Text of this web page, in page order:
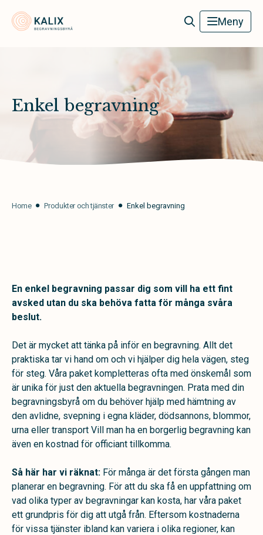
Meny
Enkel begravning
Home Produkter och tjänster Enkel begravning
En enkel begravning passar dig som vill ha ett fint
avsked utan du ska behöva fatta för många svåra
beslut.
Det är mycket att tänka på inför en begravning. Allt det
praktiska tar vi hand om och vi hjälper dig hela vägen, steg
för steg. Våra paket kompletteras ofta med önskemål som
är unika för just den aktuella begravningen. Prata med din
begravningsbyrå om du behöver hjälp med hämtning av
den avlidne, svepning i egna kläder, dödsannons, blommor,
urna eller transport Vill man ha en borgerlig begravning kan
även en kostnad för officiant tillkomma.
Så här har vi räknat: För många är det första gången man
planerar en begravning. För att du ska få en uppfattning om
vad olika typer av begravningar kan kosta, har våra paket
ett grundpris för dig att utgå från. Eftersom kostnaderna
för vissa tjänster ibland kan variera i olika regioner, kan